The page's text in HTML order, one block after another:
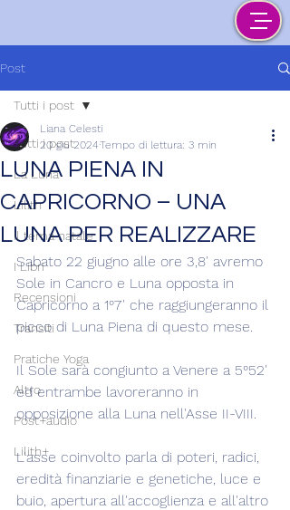
Post
Tutti i post
La Luna
Lilith
Il tema natale
I Libri
Recensioni
Transiti
Pratiche Yoga
Altro
Post+audio
Lilith+
Tutti i post
LUNA PIENA IN
CAPRICORNO – UNA
LUNA PER REALIZZARE
Liana Celesti
20 giu 2024Tempo di lettura: 3 min
Sabato 22 giugno alle ore 3,8' avremo
Sole in Cancro e Luna opposta in
Capricorno a 1°7' che raggiungeranno il
picco di Luna Piena di questo mese.
Il Sole sarà congiunto a Venere a 5°52'
ed entrambe lavoreranno in
opposizione alla Luna nell'Asse II-VIII.
L'asse coinvolto parla di poteri, radici,
eredità finanziarie e genetiche, luce e
buio, apertura all'accoglienza e all'altro